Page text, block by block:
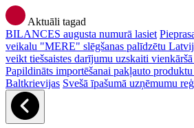
Aktuāli tagad
BILANCES augusta numurā lasiet
veikalu "MERE" slēgšanas palīdzētu
veikt tiešsaistes darījumu uzskaiti vienkāršā
Papildināts importēšanai pakļauto
Baltkrievijas Svešā īpašumā uzņēmumu